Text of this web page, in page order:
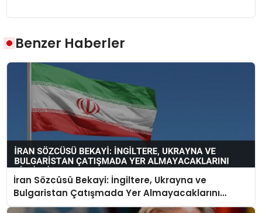
Benzer Haberler
İran Sözcüsü Bekayi: İngiltere, Ukrayna ve
Bulgaristan Çatışmada Yer Almayacaklarını
Bildirdi